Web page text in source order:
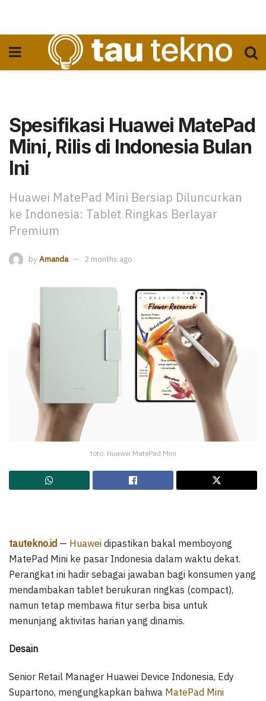
Spesifikasi Huawei MatePad
Mini, Rilis di Indonesia Bulan
Ini
Huawei MatePad Mini Bersiap Diluncurkan
ke Indonesia: Tablet Ringkas Berlayar
Premium
by Amanda 2 months ago
foto: Huawei MatePad Mini
tautekno.id — Huawei dipastikan bakal memboyong
MatePad Mini ke pasar Indonesia dalam waktu dekat.
Perangkat ini hadir sebagai jawaban bagi konsumen yang
mendambakan tablet berukuran ringkas (compact),
namun tetap membawa fitur serba bisa untuk
menunjang aktivitas harian yang dinamis.
Desain
Senior Retail Manager Huawei Device Indonesia, Edy
Supartono, mengungkapkan bahwa MatePad Mini